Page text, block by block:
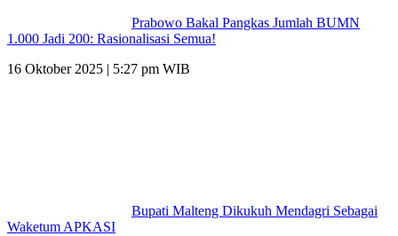
Prabowo Bakal Pangkas Jumlah BUMN
1.000 Jadi 200: Rasionalisasi Semua!
16 Oktober 2025 | 5:27 pm WIB
Bupati Malteng Dikukuh Mendagri Sebagai
Waketum APKASI